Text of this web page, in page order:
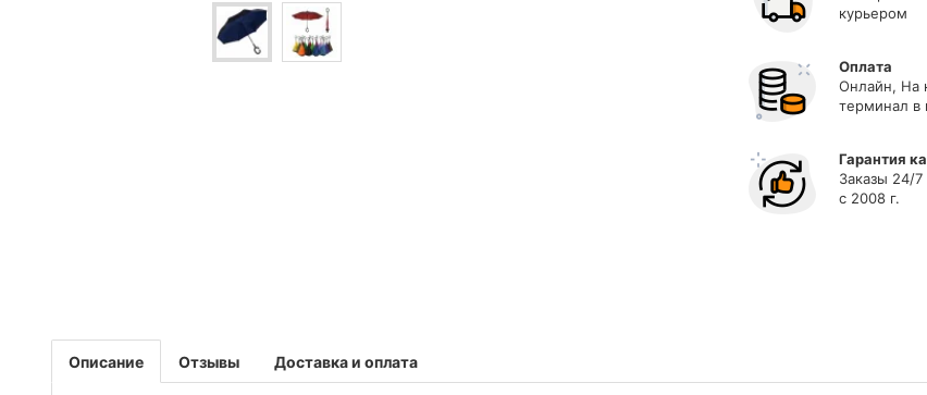
курьером
Оплата
Онлайн, На
терминал в
Гарантия
Заказы 24/7
с 2008 г.
Описание Отзывы Доставка и оплата